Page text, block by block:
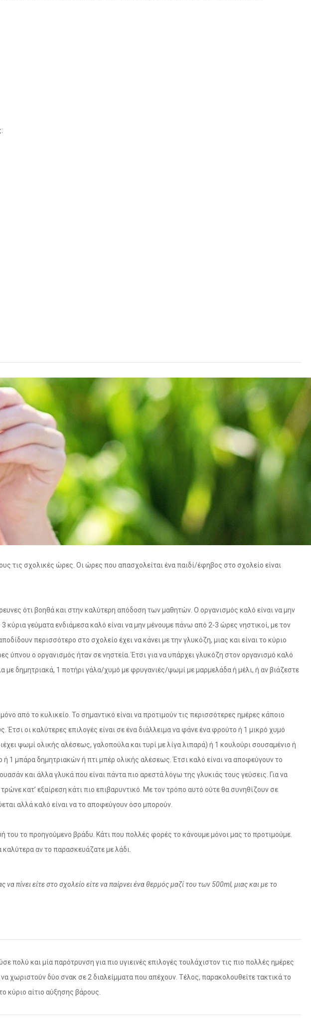
τις σχολικές ώρες. Οι ώρες που απασχολείται ένα παιδί/έφηβος στο σχολείο είναι
ότι βοηθά και στην καλύτερη απόδοση των μαθητών. Ο οργανισμός καλό είναι να μην
γεύματα ενδιάμεσα καλό είναι να μην μένουμε πάνω από 2-3 ώρες νηστικοί, με τον
περισσότερο στο σχολείο έχει να κάνει με την γλυκόζη, μιας και είναι το κύριο
ύπνου ο οργανισμός ήταν σε νηστεία. Έτσι για να υπάρχει γλυκόζη στον οργανισμό καλό
με δημητριακά, 1 ποτήρι γάλα/χυμό με φρυγανιές/ψωμί με μαρμελάδα ή μέλι, ή αν βιάζεστε
από το κυλικείο. Το σημαντικό είναι να προτιμούν τις περισσότερες ημέρες κάποιο
Έτσι οι καλύτερες επιλογές είναι σε ένα διάλλειμα να φάνε ένα φρούτο ή 1 μικρό χυμό
ψωμί ολικής αλέσεως, γαλοπούλα και τυρί με λίγα λιπαρά) ή 1 κουλούρι σουσαμένιο ή
1 μπάρα δημητριακών ή πτι μπέρ ολικής αλέσεως. Έτσι καλό είναι να αποφεύγουν το
και άλλα γλυκά που είναι πάντα πιο αρεστά λόγω της γλυκιάς τους γεύσεις. Για να
κατ’ εξαίρεση κάτι πιο επιβαρυντικό. Με τον τρόπο αυτό ούτε θα συνηθίζουν σε
αλλά καλό είναι να το αποφεύγουν όσο μπορούν.
του το προηγούμενο βράδυ. Κάτι που πολλές φορές το κάνουμε μόνοι μας το προτιμούμε.
καλύτερα αν το παρασκευάζατε με λάδι.
πίνει είτε στο σχολείο είτε να παίρνει ένα θερμός μαζί του των 500ml, μιας και με το
πολύ και μία παρότρυνση για πιο υγιεινές επιλογές τουλάχιστον τις πιο πολλές ημέρες
χωριστούν δύο σνακ σε 2 διαλείμματα που απέχουν. Τέλος, παρακολουθείτε τακτικά το
κύριο αίτιο αύξησης βάρους.